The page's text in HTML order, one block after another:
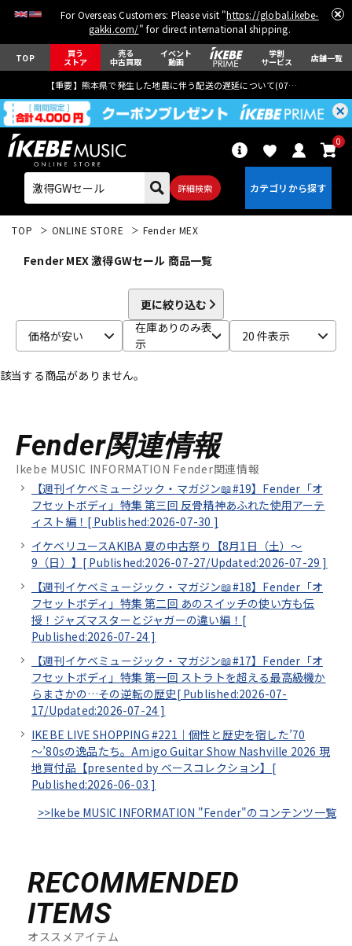
For Overseas Customers: Please visit "https://global.ikebe-
gakki.com/" for direct international shipping.
TOP 買う
ストア
売る
中古買取
イベント
動画
学割
サービス 店舗一覧
【重要】熊本県で発生した地震に伴う配送の遅延について(07月29日
詳細検索
0
エレキギター アコギ/エレアコ
ベース
ドラム
キーボード 電子ピアノ
管楽器 その他楽器
アンプ エフェクター
DJ機器 DTM
DTM オンライン納品
配信/ライブ機器 楽器アクセサリ
TOP ONLINE STORE Fender MEX
Fender MEX 激得GWセール 商品一覧
更に絞り込む
価格が安い
在庫ありのみ表
示
20 件表示
該当する商品がありません。
Fender関連情報
Ikebe MUSIC INFORMATION Fender関連情報
【週刊イケベミュージック・マガジン📖#19】Fender「オ
フセットボディ」特集 第三回 反骨精神あふれた使用アーテ
ィスト編！[ Published:2026-07-30 ]
イケベリユースAKIBA 夏の中古祭り【8月1日（土）～
9（日）】[ Published:2026-07-27/Updated:2026-07-29 ]
【週刊イケベミュージック・マガジン📖#18】Fender「オ
フセットボディ」特集 第二回 あのスイッチの使い方も伝
授！ジャズマスターとジャガーの違い編！[
Published:2026-07-24 ]
【週刊イケベミュージック・マガジン📖#17】Fender「オ
フセットボディ」特集 第一回 ストラトを超える最高級機か
らまさかの…その逆転の歴史[ Published:2026-07-
17/Updated:2026-07-24 ]
IKEBE LIVE SHOPPING #221｜個性と歴史を宿した’70
～’80sの逸品たち。Amigo Guitar Show Nashville 2026 現
地買付品【presented by ベースコレクション】[
Published:2026-06-03 ]
>>Ikebe MUSIC INFORMATION "Fender"のコンテンツ一覧
RECOMMENDED
ITEMS
オススメアイテム